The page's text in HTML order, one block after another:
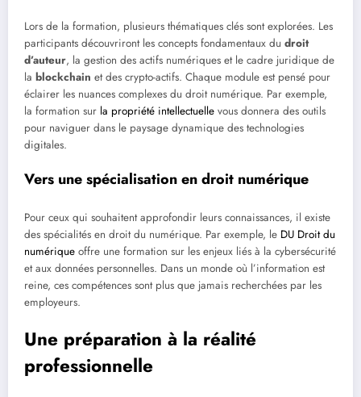
Lors de la formation, plusieurs thématiques clés sont explorées. Les
participants découvriront les concepts fondamentaux du droit
d’auteur, la gestion des actifs numériques et le cadre juridique de
la blockchain et des crypto-actifs. Chaque module est pensé pour
éclairer les nuances complexes du droit numérique. Par exemple,
la formation sur la propriété intellectuelle vous donnera des outils
pour naviguer dans le paysage dynamique des technologies
digitales.
Vers une spécialisation en droit numérique
Pour ceux qui souhaitent approfondir leurs connaissances, il existe
des spécialités en droit du numérique. Par exemple, le DU Droit du
numérique offre une formation sur les enjeux liés à la cybersécurité
et aux données personnelles. Dans un monde où l’information est
reine, ces compétences sont plus que jamais recherchées par les
employeurs.
Une préparation à la réalité
professionnelle